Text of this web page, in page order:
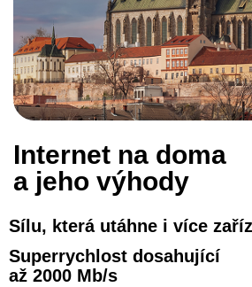
Internet na doma
a jeho výhody
Sílu, která utáhne i více
Superrychlost dosahující
až 2000 Mb/s